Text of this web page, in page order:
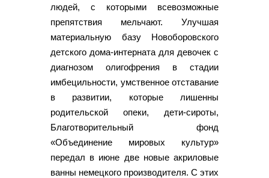
людей, с которыми всевозможные
препятствия мельчают. Улучшая
материальную базу Новоборовского
детского дома-интерната для девочек с
диагнозом олигофрения в стадии
имбецильности, умственное отставание
в развитии, которые лишенны
родительской опеки, дети-сироты,
Благотворительный фонд
«Объединение мировых культур»
передал в июне две новые акриловые
ванны немецкого производителя. С этих